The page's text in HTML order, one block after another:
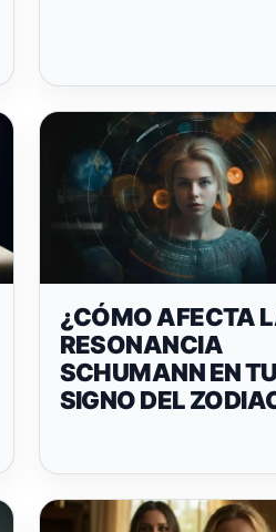
¿CÓMO AFECTA
RESONANCIA
SCHUMANN EN TU
SIGNO DEL